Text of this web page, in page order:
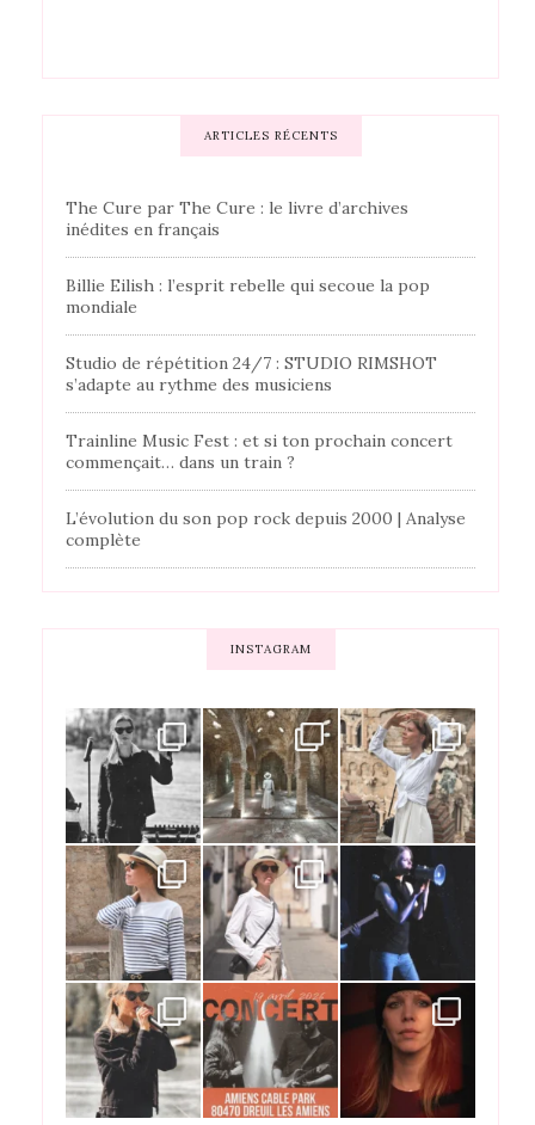
ARTICLES RÉCENTS
The Cure par The Cure : le livre d’archives
inédites en français
Billie Eilish : l’esprit rebelle qui secoue la pop
mondiale
Studio de répétition 24/7 : STUDIO RIMSHOT
s’adapte au rythme des musiciens
Trainline Music Fest : et si ton prochain concert
commençait… dans un train ?
L’évolution du son pop rock depuis 2000 | Analyse
complète
INSTAGRAM